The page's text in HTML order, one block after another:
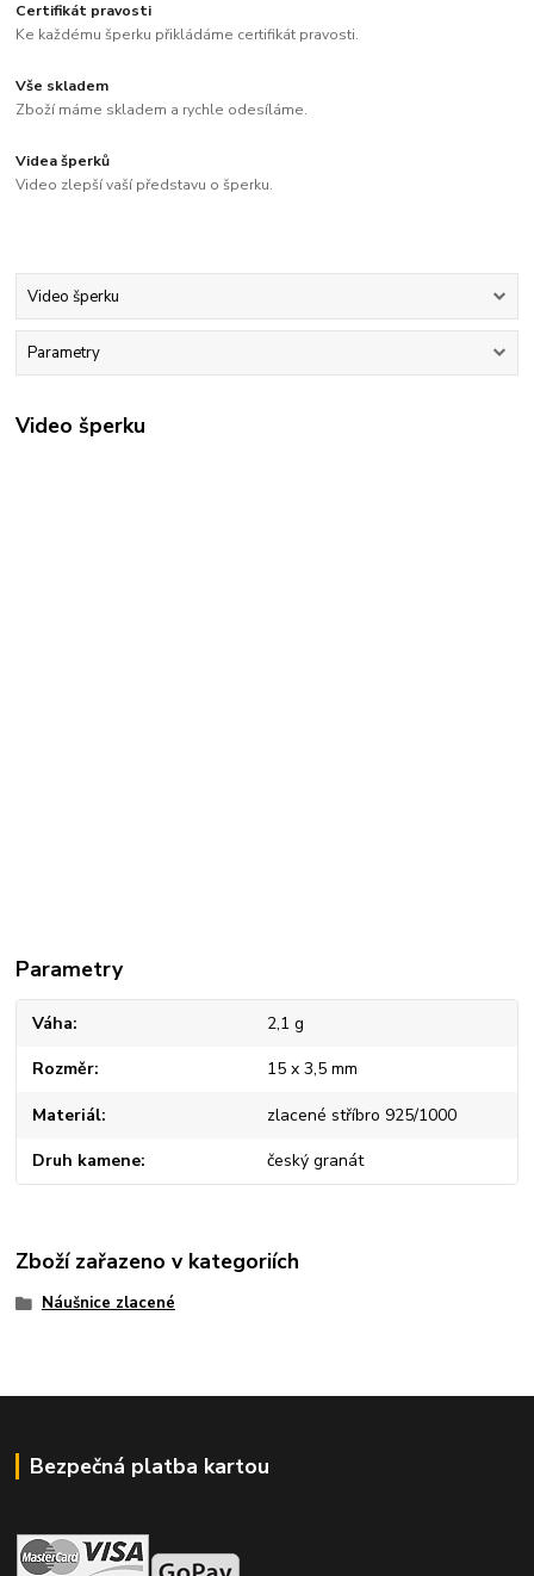
Certifikát pravosti
Ke každému šperku přikládáme certifikát pravosti.
Vše skladem
Zboží máme skladem a rychle odesíláme.
Videa šperků
Video zlepší vaší představu o šperku.
Video šperku
Parametry
Video šperku
Parametry
Váha 2,1 g
Rozměr 15 x 3,5 mm
Materiál zlacené stříbro 925/1000
Druh kamene český granát
Zboží zařazeno v kategoriích
Náušnice zlacené
Bezpečná platba kartou